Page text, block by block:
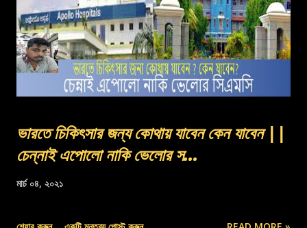
ভারতে চিকিৎসার জন্য কোথায় যাবেন কেন যাবেন ||
চেন্নাই এপোলো নাকি ভেলোর স...
মার্চ ০৪, ২০২১